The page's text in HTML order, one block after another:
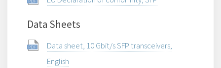
Data Sheets
Data sheet, 10 Gbit/s SFP transceivers,
English